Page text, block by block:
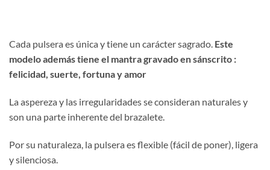
Cada pulsera es única y tiene un carácter sagrado. Este
modelo además tiene el mantra gravado en sánscrito :
felicidad, suerte, fortuna y amor
La aspereza y las irregularidades se consideran naturales y
son una parte inherente del brazalete.
Por su naturaleza, la pulsera es flexible (fácil de poner), ligera
y silenciosa.